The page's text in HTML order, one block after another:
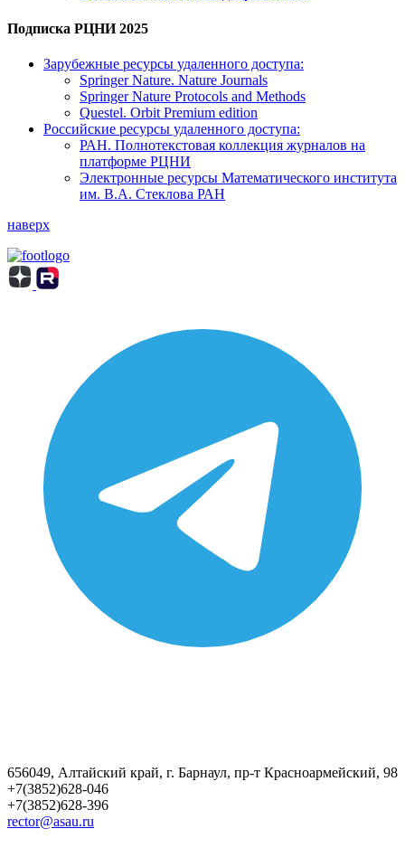
Подписка РЦНИ 2025
Зарубежные ресурсы удаленного доступа:
Springer Nature. Nature Journals
Springer Nature Protocols and Methods
Questel. Orbit Premium edition
Российские ресурсы удаленного доступа:
РАН. Полнотекстовая коллекция журналов на
платформе РЦНИ
Электронные ресурсы Математического института
им. В.А. Стеклова РАН
наверх
656049, Алтайский край, г. Барнаул, пр-т Красноармейский, 98
+7(3852)628-046
+7(3852)628-396
rector@asau.ru